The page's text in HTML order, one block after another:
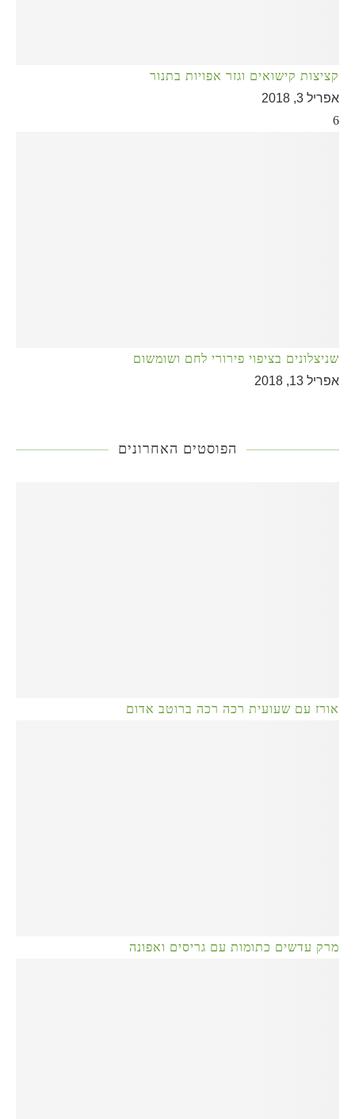
קציצות קישואים וגזר אפויות בתנור
אפריל 3, 2018
6
שניצלונים בציפוי פירורי לחם ושומשום
אפריל 13, 2018
הפוסטים האחרונים
אורז עם שעועית רכה רכה ברוטב אדום
מרק עדשים כתומות עם גריסים ואפונה